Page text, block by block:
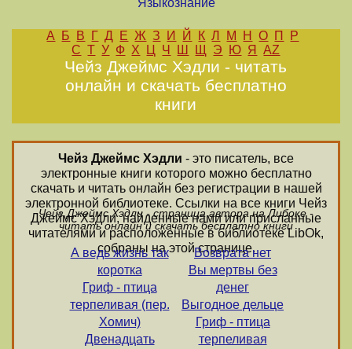
Языкознание
А Б В Г Д Е Ж З И Й К Л М Н О П
Р
С Т У Ф Х Ц Ч Ш Щ Э Ю Я AZ
Чейз Джеймс Хэдли - читать
онлайн и скачать бесплатно
книги
Чейз Джеймс Хэдли - это писатель, все
электронные книги которого можно бесплатно
скачать и читать онлайн без регистрации в нашей
электронной библиотеке. Ссылки на все книги Чейз
Джеймс Хэдли, найденные нами или присланные
читателями и расположенные в библиотеке LibOk,
собраны на этой странице.
Чейз Джеймс Хэдли - страница автора на Либоке -
читать онлайн и скачать бесплатно книги
А ведь жизнь так
коротка
Гриф - птица
терпеливая (пер.
Хомич)
Двенадцать
Возврата нет
Вы мертвы без
денег
Выгодное дельце
Гриф - птица
терпеливая